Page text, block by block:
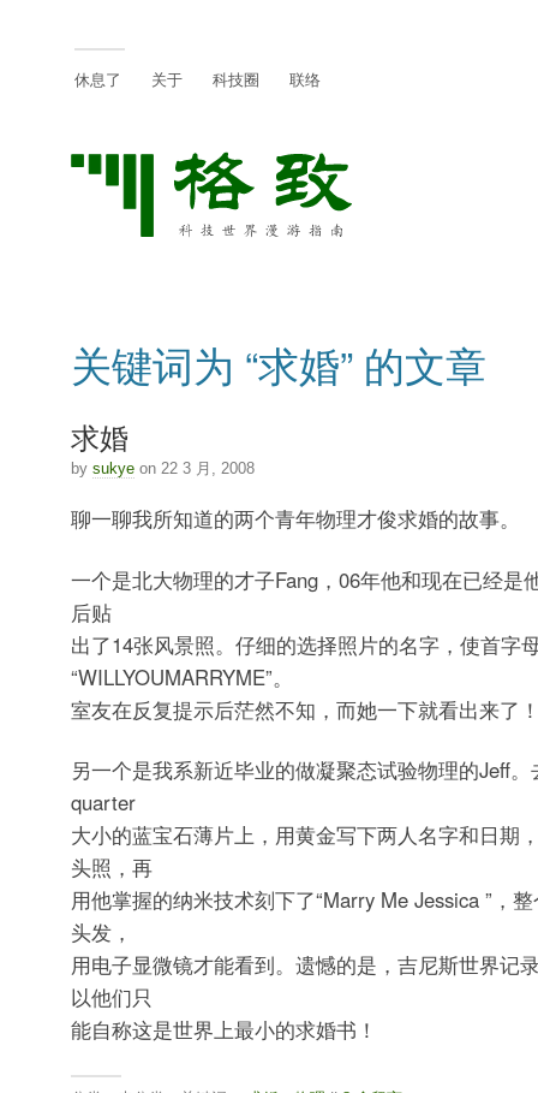
休息了 关于 科技圈 联络
关键词为 “求婚” 的文章
求婚
by sukyeon 22 3 月, 2008
聊一聊我所知道的两个青年物理才俊求婚的故事。
一个是北大物理的才子Fang，06年他和现在已经是
后贴
出了14张风景照。仔细的选择照片的名字，使首字
“WILLYOUMARRYME”。
室友在反复提示后茫然不知，而她一下就看出来了
另一个是我系新近毕业的做凝聚态试验物理的Jeff
quarter
大小的蓝宝石薄片上，用黄金写下两人名字和日期
头照，再
用他掌握的纳米技术刻下了“Marry Me Jessica ”，
头发，
用电子显微镜才能看到。遗憾的是，吉尼斯世界记
以他们只
能自称这是世界上最小的求婚书！